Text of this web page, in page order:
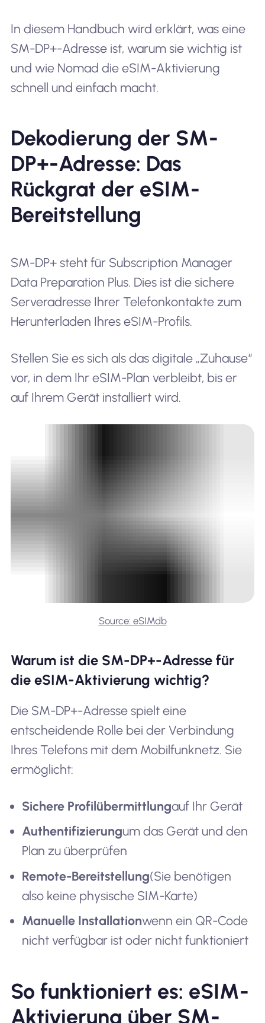
In diesem Handbuch wird erklärt, was eine
SM-DP+-Adresse ist, warum sie wichtig ist
und wie Nomad die eSIM-Aktivierung
schnell und einfach macht.
Dekodierung der SM-
DP+-Adresse: Das
Rückgrat der eSIM-
Bereitstellung
SM-DP+ steht für Subscription Manager
Data Preparation Plus. Dies ist die sichere
Serveradresse Ihrer Telefonkontakte zum
Herunterladen Ihres eSIM-Profils.
Stellen Sie es sich als das digitale „Zuhause“
vor, in dem Ihr eSIM-Plan verbleibt, bis er
auf Ihrem Gerät installiert wird.
Source: eSIMdb
Warum ist die SM-DP+-Adresse für
die eSIM-Aktivierung wichtig?
Die SM-DP+-Adresse spielt eine
entscheidende Rolle bei der Verbindung
Ihres Telefons mit dem Mobilfunknetz. Sie
ermöglicht:
Sichere Profilübermittlungauf Ihr Gerät
Authentifizierungum das Gerät und den
Plan zu überprüfen
Remote-Bereitstellung(Sie benötigen
also keine physische SIM-Karte)
Manuelle Installationwenn ein QR-Code
nicht verfügbar ist oder nicht funktioniert
So funktioniert es: eSIM-
Aktivierung über SM-